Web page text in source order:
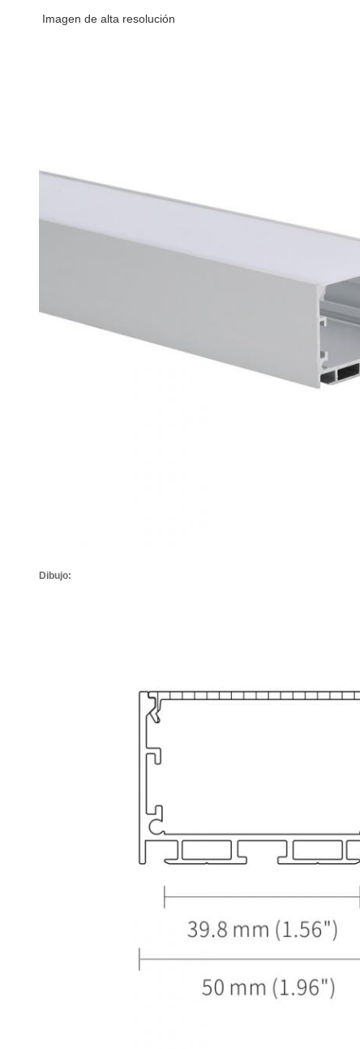
Imagen de alta resolución
Dibujo: